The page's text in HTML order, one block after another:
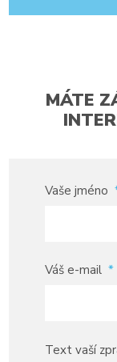
MÁTE
Vaše jméno
Váš e-mail *
Text vaší